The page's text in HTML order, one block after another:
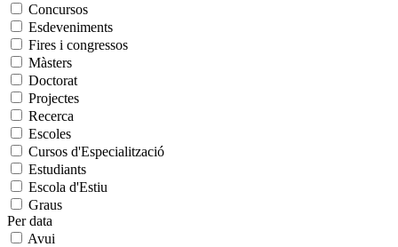
Concursos
Esdeveniments
Fires i congressos
Màsters
Doctorat
Projectes
Recerca
Escoles
Cursos d'Especialització
Estudiants
Escola d'Estiu
Graus
Per data
Avui